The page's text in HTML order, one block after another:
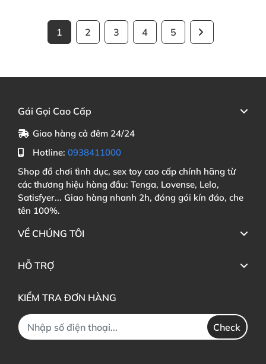
1 2 3 4 5
Gái Gọi Cao Cấp
Giao hàng cả đêm 24/24
Hotline: 0938411000
Shop đồ chơi tình dục, sex toy cao cấp chính hãng từ
các thương hiệu hàng đầu: Tenga, Lovense, Lelo,
Satisfyer... Giao hàng nhanh 2h, đóng gói kín đáo, che
tên 100%.
VỀ CHÚNG TÔI
HỖ TRỢ
KIỂM TRA ĐƠN HÀNG
Check